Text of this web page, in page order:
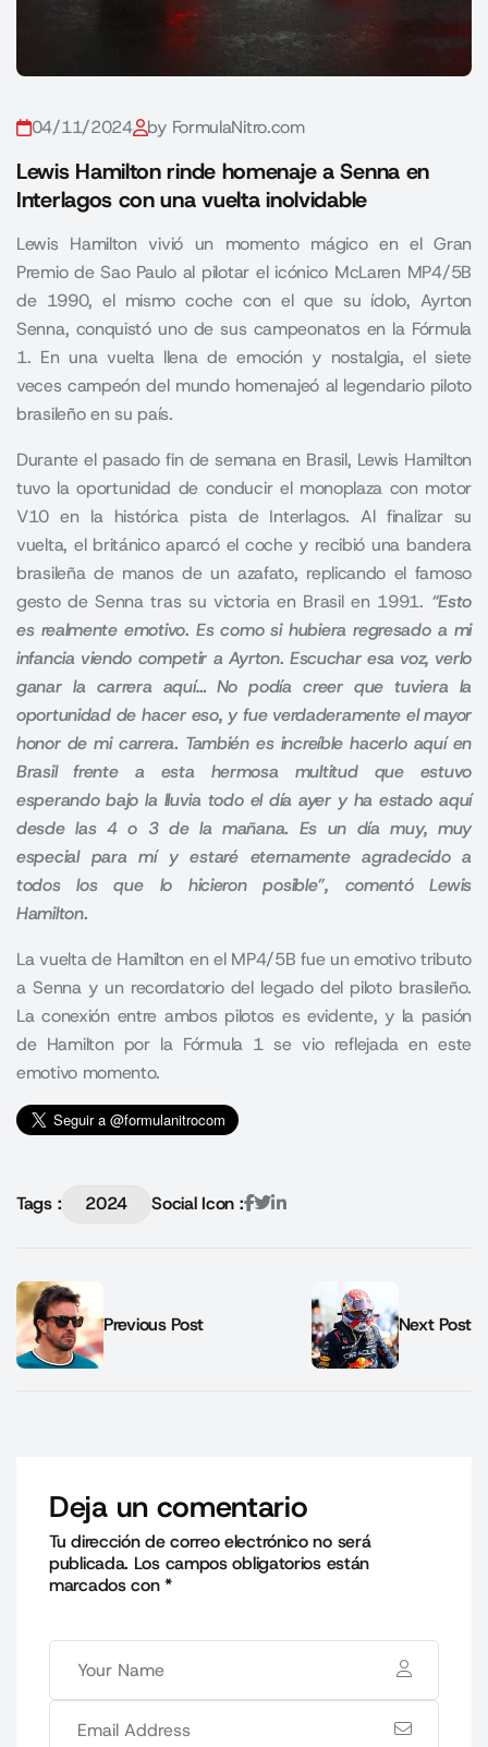
04/11/2024 by FormulaNitro.com
Lewis Hamilton rinde homenaje a Senna en
Interlagos con una vuelta inolvidable
Lewis Hamilton vivió un momento mágico en el Gran
Premio de Sao Paulo al pilotar el icónico McLaren MP4/5B
de 1990, el mismo coche con el que su ídolo, Ayrton
Senna, conquistó uno de sus campeonatos en la Fórmula
1. En una vuelta llena de emoción y nostalgia, el siete
veces campeón del mundo homenajeó al legendario piloto
brasileño en su país.
Durante el pasado fin de semana en Brasil, Lewis Hamilton
tuvo la oportunidad de conducir el monoplaza con motor
V10 en la histórica pista de Interlagos. Al finalizar su
vuelta, el británico aparcó el coche y recibió una bandera
brasileña de manos de un azafato, replicando el famoso
gesto de Senna tras su victoria en Brasil en 1991. “Esto
es realmente emotivo. Es como si hubiera regresado a mi
infancia viendo competir a Ayrton. Escuchar esa voz, verlo
ganar la carrera aquí… No podía creer que tuviera la
oportunidad de hacer eso, y fue verdaderamente el mayor
honor de mi carrera. También es increíble hacerlo aquí en
Brasil frente a esta hermosa multitud que estuvo
esperando bajo la lluvia todo el día ayer y ha estado aquí
desde las 4 o 3 de la mañana. Es un día muy, muy
especial para mí y estaré eternamente agradecido a
todos los que lo hicieron posible”, comentó Lewis
Hamilton.
La vuelta de Hamilton en el MP4/5B fue un emotivo tributo
a Senna y un recordatorio del legado del piloto brasileño.
La conexión entre ambos pilotos es evidente, y la pasión
de Hamilton por la Fórmula 1 se vio reflejada en este
emotivo momento.
Tags : 2024 Social Icon :
Previous Post Next Post
Deja un comentario
Tu dirección de correo electrónico no será
publicada. Los campos obligatorios están
marcados con*